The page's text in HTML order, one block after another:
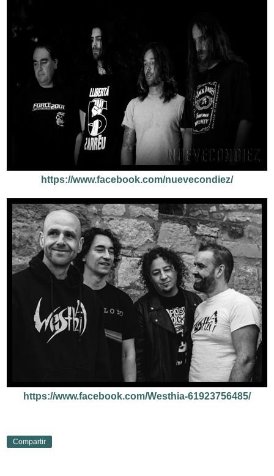
https://www.facebook.com/nuevecondiez/
https://www.facebook.com/Westhia-61923756485/
Compartir